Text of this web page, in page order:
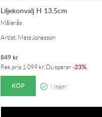
Liljekonvalj H 13,5cm
Målerås
Artist: Mats Jonasson
849kr
Rek.pris 1 099 kr. Du sparar-23%
KÖP I lager.